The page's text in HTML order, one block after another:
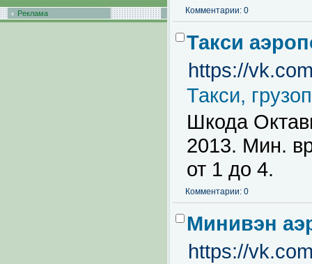
Реклама Комментарии: 0
Такси
https://
Такси,
Шкода
2013. Мин.
от 1 до 4.
Комментарии: 0
Минивэн
https://